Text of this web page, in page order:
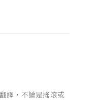
譯，不論是搖滾或